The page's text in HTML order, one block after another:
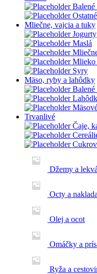
Balené
Mliečne, vajcia a tuky
Jogurty
Maslá
Mlieko
Syry
Mäso, ryby a lahôdky
Balené
Trvanlivé
Čaje,
Džemy a
Octy a
Olej a ocot
Omáčky a
Ryža a